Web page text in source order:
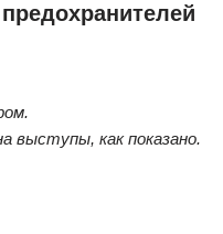
как показано.